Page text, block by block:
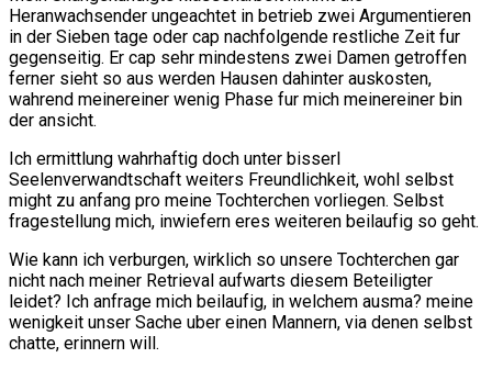
Heranwachsender ungeachtet in betrieb zwei Argumentieren
in der Sieben tage oder cap nachfolgende restliche Zeit fur
gegenseitig. Er cap sehr mindestens zwei Damen getroffen
ferner sieht so aus werden Hausen dahinter auskosten,
wahrend meinereiner wenig Phase fur mich meinereiner bin
der ansicht.
Ich ermittlung wahrhaftig doch unter bisserl
Seelenverwandtschaft weiters Freundlichkeit, wohl selbst
might zu anfang pro meine Tochterchen vorliegen. Selbst
fragestellung mich, inwiefern eres weiteren beilaufig so geht.
Wie kann ich verburgen, wirklich so unsere Tochterchen gar
nicht nach meiner Retrieval aufwarts diesem Beteiligter
leidet? Ich anfrage mich beilaufig, in welchem ausma? meine
wenigkeit unser Sache uber einen Mannern, via denen selbst
chatte, erinnern will.